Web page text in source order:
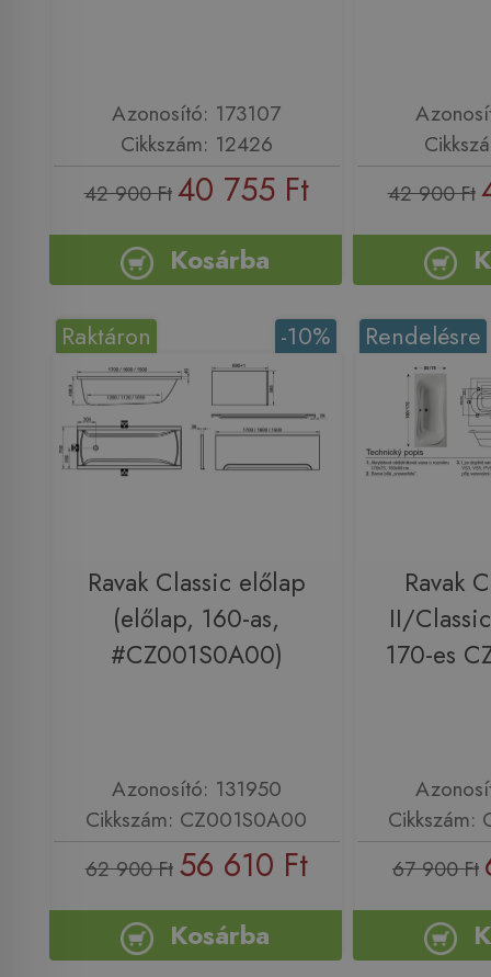
Azonosító: 173107
Cikkszám: 12426
42 900 Ft 40 755 Ft
Kosárba
42 900 Ft
-10%
Raktáron
Ravak Classic előlap
(előlap, 160-as,
#CZ001S0A00)
Azonosító: 131950
Cikkszám: CZ001S0A00
62 900 Ft 56 610 Ft
Kosárba
Rendelésre
Ravak
II/
170-es
Cikkszám:
67 900 Ft